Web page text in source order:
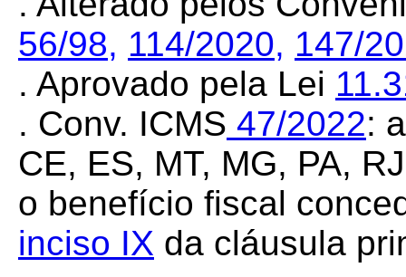
56/98, 114/2020, 147/
. Aprovado pela Lei
. Conv. ICMS 47/2022:
CE, ES, MT, MG, PA,
o benefício fiscal
inciso IX da cláusula